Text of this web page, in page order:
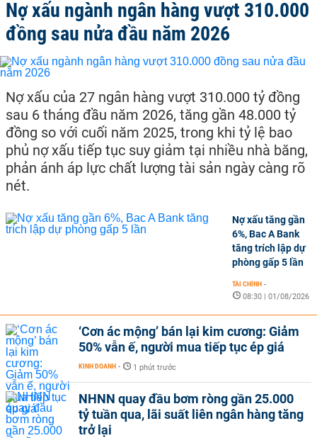
Nợ xấu ngành ngân hàng vượt 310.000
đồng sau nửa đầu năm 2026
Nợ xấu của 27 ngân hàng vượt 310.000 tỷ đồng
sau 6 tháng đầu năm 2026, tăng gần 48.000 tỷ
đồng so với cuối năm 2025, trong khi tỷ lệ bao
phủ nợ xấu tiếp tục suy giảm tại nhiều nhà băng,
phản ánh áp lực chất lượng tài sản ngày càng rõ
nét.
Nợ xấu tăng gần
6%, Bac A Bank
tăng trích lập dự
phòng gấp 5 lần
TÀI CHÍNH -
08:30 | 01/08/2026
‘Cơn ác mộng’ bán lại kim cương: Giảm
50% vẫn ế, người mua tiếp tục ép giá
KINH DOANH - 1 phút trước
NHNN quay đầu bơm ròng gần 25.000
tỷ tuần qua, lãi suất liên ngân hàng tăng
trở lại